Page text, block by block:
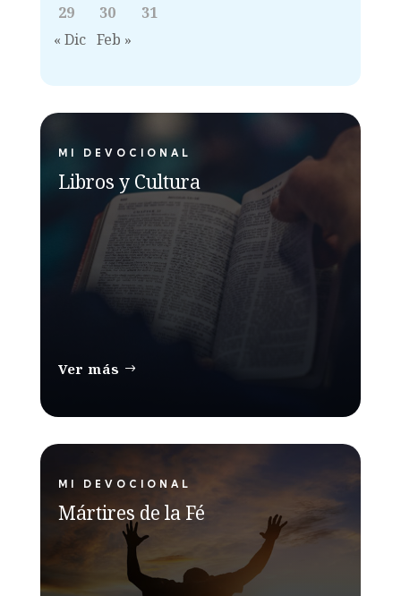
29
30
31
« Dic Feb »
MI DEVOCIONAL
Libros y Cultura
Ver más
MI DEVOCIONAL
Mártires de la Fé